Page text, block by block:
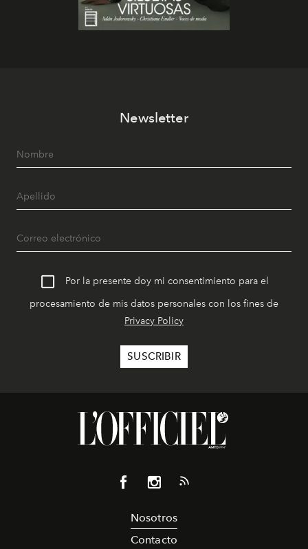
Newsletter
Por la presente doy mi consentimiento para el
procesamiento de mis datos personales con los fines de
Privacy Policy
Nosotros
Contacto